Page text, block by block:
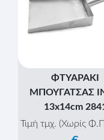
ΦΤΥΑΡΑΚΙ
ΜΠΟΥΓΑΤΣΑΣ
13x14cm
Τιμή τμχ. (Χωρίς